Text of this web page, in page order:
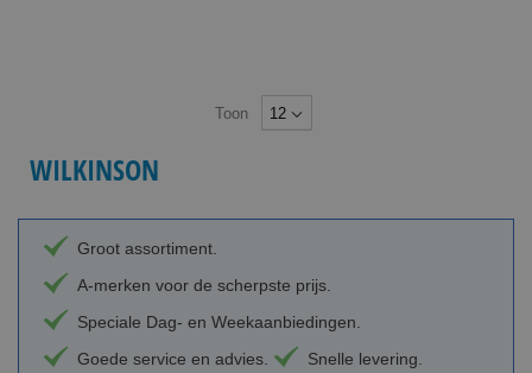
Toon
WILKINSON
Groot assortiment.
A-merken voor de scherpste prijs.
Speciale Dag- en Weekaanbiedingen.
Goede service en advies.
Snelle levering.